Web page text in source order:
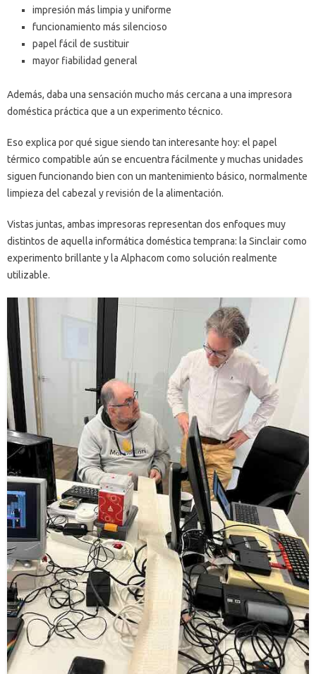
impresión más limpia y uniforme
funcionamiento más silencioso
papel fácil de sustituir
mayor fiabilidad general
Además, daba una sensación mucho más cercana a una impresora
doméstica práctica que a un experimento técnico.
Eso explica por qué sigue siendo tan interesante hoy: el papel
térmico compatible aún se encuentra fácilmente y muchas unidades
siguen funcionando bien con un mantenimiento básico, normalmente
limpieza del cabezal y revisión de la alimentación.
Vistas juntas, ambas impresoras representan dos enfoques muy
distintos de aquella informática doméstica temprana: la Sinclair como
experimento brillante y la Alphacom como solución realmente
utilizable.